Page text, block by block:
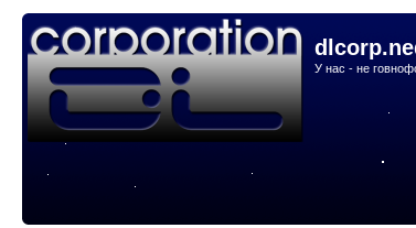
У нас - не